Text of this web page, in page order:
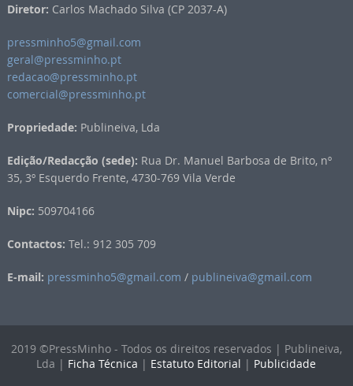
Diretor: Carlos Machado Silva (CP 2037-A)
pressminho5@gmail.com
geral@pressminho.pt
redacao@pressminho.pt
comercial@pressminho.pt
Propriedade: Publineiva, Lda
Edição/Redacção (sede): Rua Dr. Manuel Barbosa de Brito, nº
35, 3º Esquerdo Frente, 4730-769 Vila Verde
Nipc: 509704166
Contactos: Tel.: 912 305 709
E-mail: pressminho5@gmail.com / publineiva@gmail.com
2019 ©PressMinho - Todos os direitos reservados | Publineiva,
Lda | Ficha Técnica | Estatuto Editorial | Publicidade